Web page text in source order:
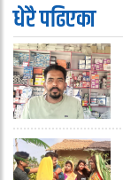
धेरै पढिएका